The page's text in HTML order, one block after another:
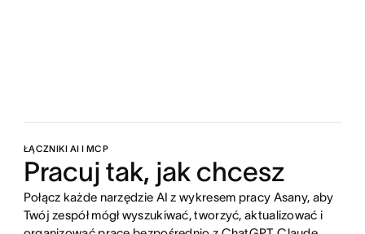
ŁĄCZNIKI AI I MCP
Pracuj tak, jak chcesz
Połącz każde narzędzie AI z wykresem pracy Asany, aby
Twój zespół mógł wyszukiwać, tworzyć, aktualizować i